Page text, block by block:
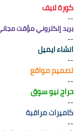
كورة لايف
--
بريد إلكتروني مؤقت
--
انشاء ايميل
--
تصميم مواقع
--
حراج نيو سوق
--
كاميرات مراقبة
--